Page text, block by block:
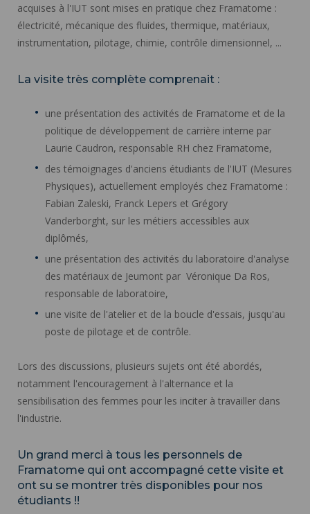
acquises à l'IUT sont mises en pratique chez Framatome :
électricité, mécanique des fluides, thermique, matériaux,
instrumentation, pilotage, chimie, contrôle dimensionnel, ...
La visite très complète comprenait :
une présentation des activités de Framatome et de la
politique de développement de carrière interne par
Laurie Caudron, responsable RH chez Framatome,
des témoignages d'anciens étudiants de l'IUT (Mesures
Physiques), actuellement employés chez Framatome :
Fabian Zaleski, Franck Lepers et Grégory
Vanderborght, sur les métiers accessibles aux
diplômés,
une présentation des activités du laboratoire d'analyse
des matériaux de Jeumont par Véronique Da Ros,
responsable de laboratoire,
une visite de l'atelier et de la boucle d'essais, jusqu'au
poste de pilotage et de contrôle.
Lors des discussions, plusieurs sujets ont été abordés,
notamment l'encouragement à l'alternance et la
sensibilisation des femmes pour les inciter à travailler dans
l'industrie.
Un grand merci à tous les personnels de
Framatome qui ont accompagné cette visite et
ont su se montrer très disponibles pour nos
étudiants !!